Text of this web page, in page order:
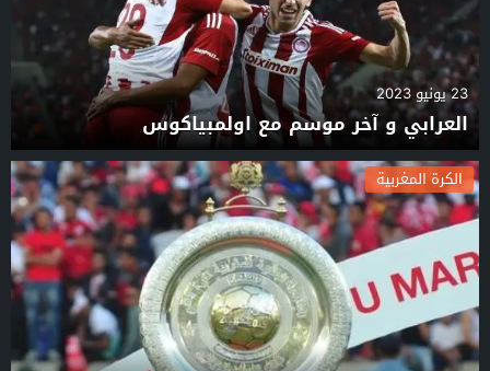
23 يونيو 2023
العرابي و آخر موسم مع اولمبياكوس
الكرة المغربية